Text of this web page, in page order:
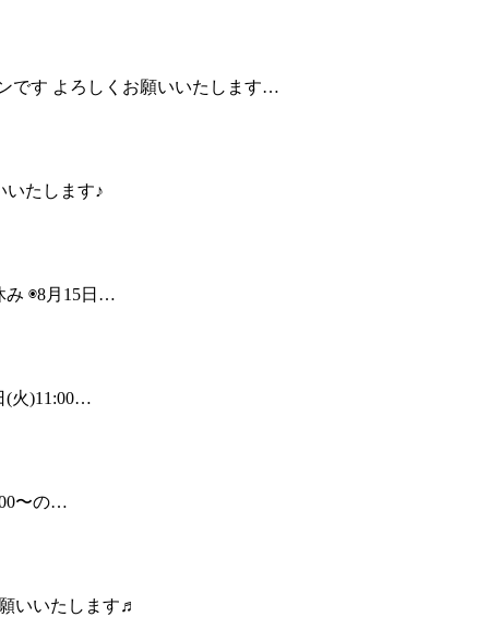
です よろしくお願いいたします…
いたします♪
み ◉8月15日…
(火)11:00…
〜の…
いいたします♬